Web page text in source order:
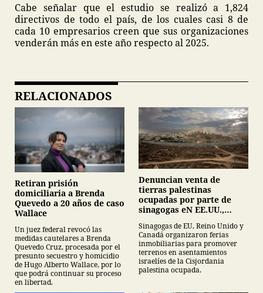
Cabe señalar que el estudio se realizó a 1,824
directivos de todo el país, de los cuales casi 8 de
cada 10 empresarios creen que sus organizaciones
venderán más en este año respecto al 2025.
RELACIONADOS
Retiran prisión
domiciliaria a Brenda
Quevedo a 20 años de caso
Wallace
Un juez federal revocó las
medidas cautelares a Brenda
Quevedo Cruz, procesada por el
presunto secuestro y homicidio
de Hugo Alberto Wallace, por lo
que podrá continuar su proceso
en libertad.
Denuncian venta de
tierras palestinas
ocupadas por parte de
sinagogas eN EE.UU.,
Sinagogas de EU, Reino Unido y
Canadá organizaron ferias
inmobiliarias para promover
terrenos en asentamientos
israelíes de la Cisjordania
palestina ocupada.